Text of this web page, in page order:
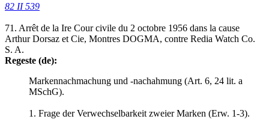
82 II 539
71. Arrêt de la Ire Cour civile du 2 octobre 1956 dans la cause
Arthur Dorsaz et Cie, Montres DOGMA, contre Redia Watch Co.
S. A.
Regeste (de):
Markennachmachung und -nachahmung (Art. 6, 24 lit. a
MSchG).
1. Frage der Verwechselbarkeit zweier Marken (Erw. 1-3).